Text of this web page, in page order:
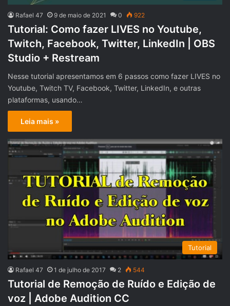
Rafael 47 9 de maio de 2021 0 922
Tutorial: Como fazer LIVES no Youtube,
Twitch, Facebook, Twitter, LinkedIn | OBS
Studio + Restream
Nesse tutorial apresentamos em 6 passos como fazer LIVES no
Youtube, Twitch TV, Facebook, Twitter, LinkedIn, e outras
plataformas, usando…
Leia mais »
Tutorial
Rafael 47 1 de julho de 2017 2 544
Tutorial de Remoção de Ruído e Edição de
voz | Adobe Audition CC